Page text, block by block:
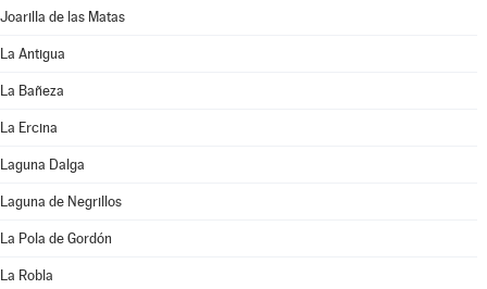
Joarilla de las Matas
La Antigua
La Bañeza
La Ercina
Laguna Dalga
Laguna de Negrillos
La Pola de Gordón
La Robla